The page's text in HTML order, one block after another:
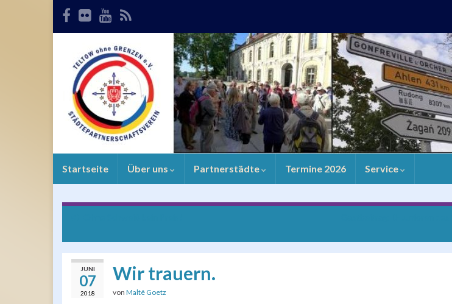
Startseite Über uns Partnerstädte Termine 2026 Service
JUNI
07
2018
Wir trauern.
von Maltê Goetz